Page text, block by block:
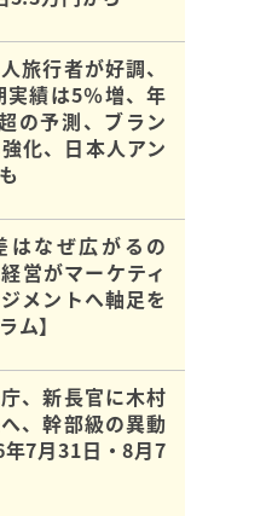
旅行者が好調、
績は5％増、年
の予測、ブラン
化、日本人アン
はなぜ広がるの
営がマーケティ
メントへ軸足を
ム】
、新長官に木村
、幹部級の異動
7月31日・8月7